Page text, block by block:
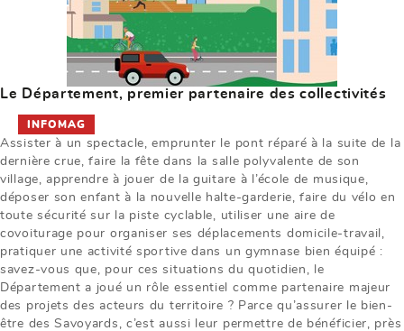
Le Département, premier partenaire des collectivités
INFOMAG
Assister à un spectacle, emprunter le pont réparé à la suite de la
dernière crue, faire la fête dans la salle polyvalente de son
village, apprendre à jouer de la guitare à l’école de musique,
déposer son enfant à la nouvelle halte-garderie, faire du vélo en
toute sécurité sur la piste cyclable, utiliser une aire de
covoiturage pour organiser ses déplacements domicile-travail,
pratiquer une activité sportive dans un gymnase bien équipé :
savez-vous que, pour ces situations du quotidien, le
Département a joué un rôle essentiel comme partenaire majeur
des projets des acteurs du territoire ? Parce qu’assurer le bien-
être des Savoyards, c’est aussi leur permettre de bénéficier, près